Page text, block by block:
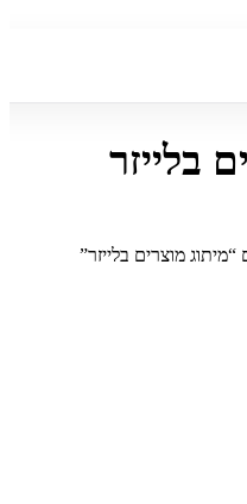
בלייזר
מוצרים בלייזר”